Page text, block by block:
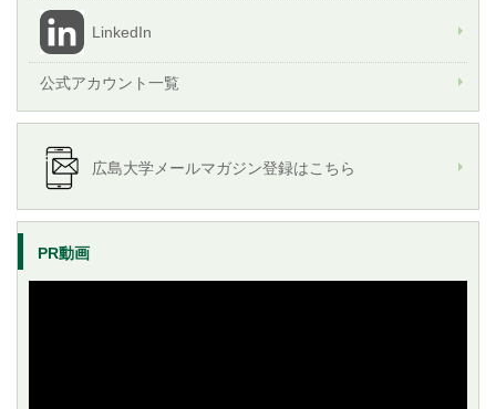
LinkedIn
公式アカウント一覧
広島大学メールマガジン登録はこちら
PR動画